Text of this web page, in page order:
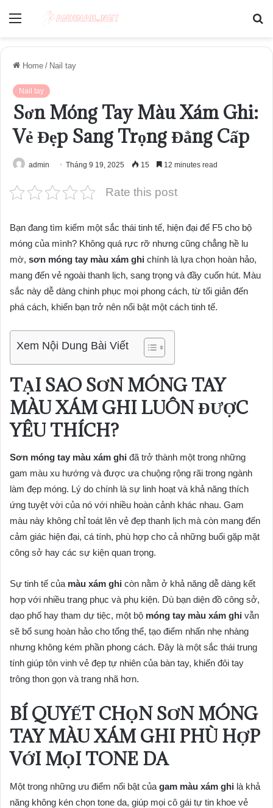
Menu
Home / Nail tay
Nail tay
Sơn Móng Tay Màu Xám Ghi:
Vẻ Đẹp Sang Trọng Đẳng Cấp
admin Tháng 9 19, 2025 15 12 minutes read
Rate this post
Bạn đang tìm kiếm một sắc thái tinh tế, hiện đại để F5 cho bộ
móng của mình? Không quá rực rỡ nhưng cũng chẳng hề lu
mờ, sơn móng tay màu xám ghi chính là lựa chọn hoàn hảo,
mang đến vẻ ngoài thanh lịch, sang trọng và đầy cuốn hút. Màu
sắc này dễ dàng chinh phục mọi phong cách, từ tối giản đến
phá cách, khiến bạn trở nên nổi bật một cách tinh tế.
Xem Nội Dung Bài Viết
TẠI SAO SƠN MÓNG TAY
MÀU XÁM GHI LUÔN ĐƯỢC
YÊU THÍCH?
Sơn móng tay màu xám ghi đã trở thành một trong những
gam màu xu hướng và được ưa chuộng rộng rãi trong ngành
làm đẹp móng. Lý do chính là sự linh hoạt và khả năng thích
ứng tuyệt vời của nó với nhiều hoàn cảnh khác nhau. Gam
màu này không chỉ toát lên vẻ đẹp thanh lịch mà còn mang đến
cảm giác hiện đại, cá tính, phù hợp cho cả những buổi gặp mặt
công sở hay các sự kiện quan trọng.
Sự tinh tế của màu xám ghi còn nằm ở khả năng dễ dàng kết
hợp với nhiều trang phục và phụ kiện. Dù bạn diện đồ công sở,
dạo phố hay tham dự tiệc, một bộ móng tay màu xám ghi vẫn
sẽ bổ sung hoàn hảo cho tổng thể, tạo điểm nhấn nhẹ nhàng
nhưng không kém phần phong cách. Đây là một sắc thái trung
tính giúp tôn vinh vẻ đẹp tự nhiên của bàn tay, khiến đôi tay
trông thon gọn và trang nhã hơn.
BÍ QUYẾT CHỌN SƠN MÓNG
TAY MÀU XÁM GHI PHÙ HỢP
VỚI MỌI TONE DA
Một trong những ưu điểm nổi bật của gam màu xám ghi là khả
năng không kén chọn tone da, giúp mọi cô gái tự tin khoe vẻ